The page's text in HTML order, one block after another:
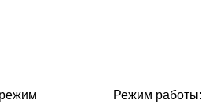
режим
Режим работы: